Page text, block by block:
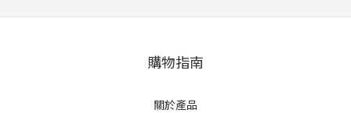
購物指南
關於產品